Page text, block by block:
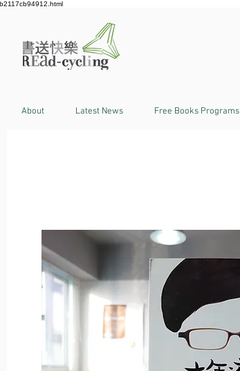
About Latest News Free Books Programs